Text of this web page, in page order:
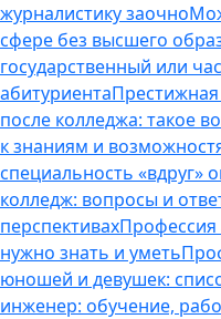
журналистику заочно
сфере без высшего
государственный или
абитуриента
после колледжа: такое
к знаниям и
специальность «вдруг»
колледж: вопросы и
перспективахПрофессия
нужно знать и уметь
юношей и девушек:
инженер: обучение,